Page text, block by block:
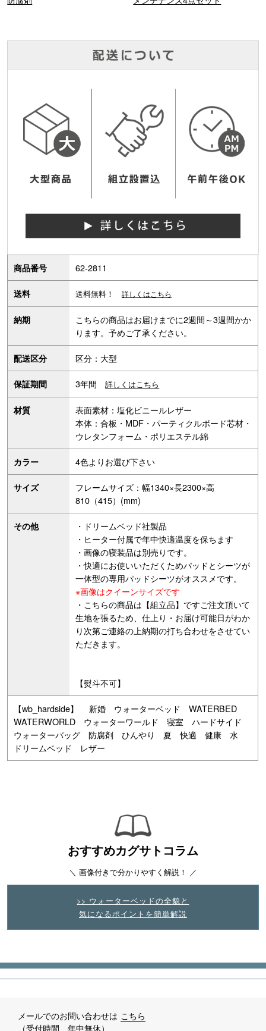
商品番号 62-2811
送料 送料無料！ 詳しくはこちら
納期
こちらの商品はお届けまでに2週間～3週間かか
ります。予めご了承ください。
配送区分 区分：大型
保証期間 3年間詳しくはこちら
材質
表面素材：塩化ビニールレザー
本体：合板・MDF・パーティクルボード芯材・
ウレタンフォーム・ポリエステル綿
カラー 4色よりお選び下さい
サイズ
フレームサイズ：幅1340×長2300×高
810（415）(mm)
その他
・ドリームベッド社製品
・ヒーター付属で年中快適温度を保ちます
・画像の寝装品は別売りです。
・快適にお使いいただくためパッドとシーツが
一体型の専用パッドシーツがオススメです。
※画像はクイーンサイズです
・こちらの商品は【組立品】ですご注文頂いて
生地を張るため、仕上り・お届け可能日がわか
り次第ご連絡の上納期の打ち合わせをさせてい
ただきます。
【熨斗不可】
【wb_hardside】 新婚 ウォーターベッド WATERBED
WATERWORLD ウォーターワールド 寝室 ハードサイド
ウォーターバッグ 防腐剤 ひんやり 夏 快適 健康 水
ドリームベッド レザー
おすすめカグサトコラム
＼ 画像付きで分かりやすく解説！ ／
>> ウォーターベッドの全貌と
気になるポイントを簡単解説
メールでのお問い合わせは こちら
（受付時間 年中無休）